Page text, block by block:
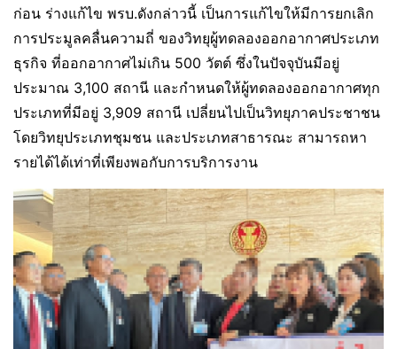
ก่อน ร่างแก้ไข พรบ.ดังกล่าวนี้ เป็นการแก้ไขให้มีการยกเลิก
การประมูลคลื่นความถี่ ของวิทยุผู้ทดลองออกอากาศประเภท
ธุรกิจ ที่ออกอากาศไม่เกิน 500 วัตต์ ซึ่งในปัจจุบันมีอยู่
ประมาณ 3,100 สถานี และกำหนดให้ผู้ทดลองออกอากาศทุก
ประเภทที่มีอยู่ 3,909 สถานี เปลี่ยนไปเป็นวิทยุภาคประชาชน
โดยวิทยุประเภทชุมชน และประเภทสาธารณะ สามารถหา
รายได้ได้เท่าที่เพียงพอกับการบริการงาน